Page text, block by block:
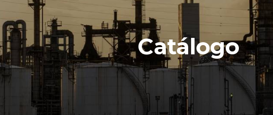
Catálogo